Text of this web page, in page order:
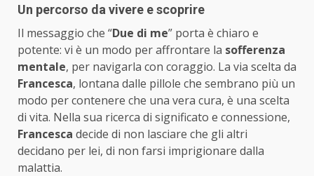
Un percorso da vivere e scoprire
Il messaggio che “Due di me” porta è chiaro e
potente: vi è un modo per affrontare la sofferenza
mentale, per navigarla con coraggio. La via scelta da
Francesca, lontana dalle pillole che sembrano più un
modo per contenere che una vera cura, è una scelta
di vita. Nella sua ricerca di significato e connessione,
Francesca decide di non lasciare che gli altri
decidano per lei, di non farsi imprigionare dalla
malattia.